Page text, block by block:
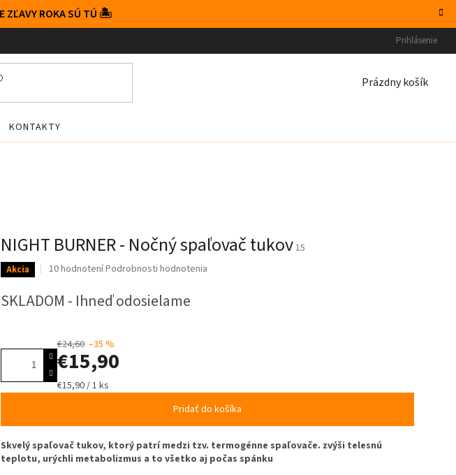
ZĽAVY ROKA SÚ TÚ 🏝️
Prihlásenie
NÁKUPNÝ
Prázdny košík
KONTAKTY
NIGHT BURNER - Nočný spaľovač tukov15
Akcia
Priemerné
produktu
je
5
hviezdičiek.
10 hodnoteníPodrobnosti hodnotenia
SKLADOM - Ihneď odosielame
€24,60 –35 %
€15,90
Jednotková
€15,90 / 1 ks
Pridať do košíka
Skvelý spaľovač tukov, ktorý patrí medzi tzv. termogénne spaľovače. zvýši telesnú
teplotu, urýchli metabolizmus a to všetko aj počas spánku